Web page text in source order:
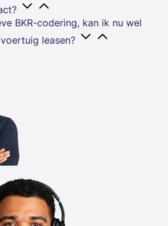
BKR-codering, kan ik nu wel
leasen?